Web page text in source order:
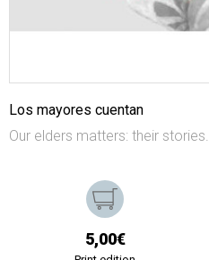
Los mayores cuentan
Our elders matters: their stories.
5,00€